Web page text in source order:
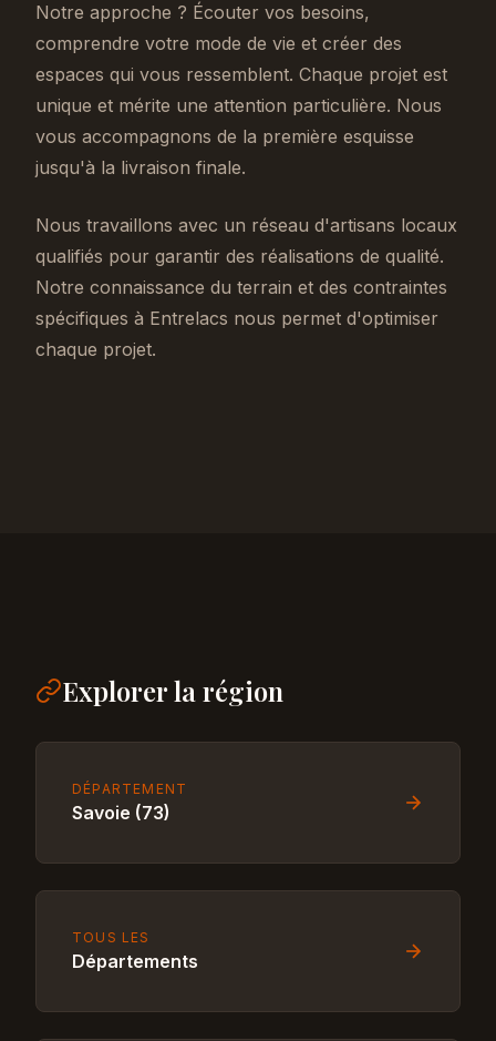
Notre approche ? Écouter vos besoins,
comprendre votre mode de vie et créer des
espaces qui vous ressemblent. Chaque projet est
unique et mérite une attention particulière. Nous
vous accompagnons de la première esquisse
jusqu'à la livraison finale.
Nous travaillons avec un réseau d'artisans locaux
qualifiés pour garantir des réalisations de qualité.
Notre connaissance du terrain et des contraintes
spécifiques à Entrelacs nous permet d'optimiser
chaque projet.
Explorer la région
DÉPARTEMENT
Savoie (73)
TOUS LES
Départements